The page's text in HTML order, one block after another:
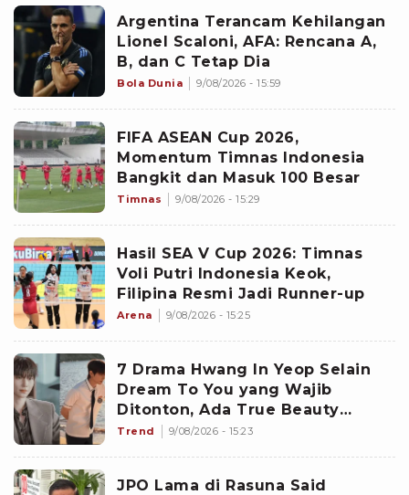
Argentina Terancam Kehilangan
Lionel Scaloni, AFA: Rencana A,
B, dan C Tetap Dia
Bola Dunia 9/08/2026 - 15:59
FIFA ASEAN Cup 2026,
Momentum Timnas Indonesia
Bangkit dan Masuk 100 Besar
Timnas 9/08/2026 - 15:29
Hasil SEA V Cup 2026: Timnas
Voli Putri Indonesia Keok,
Filipina Resmi Jadi Runner-up
Arena 9/08/2026 - 15:25
7 Drama Hwang In Yeop Selain
Dream To You yang Wajib
Ditonton, Ada True Beauty
hingga Family by Choice
Trend 9/08/2026 - 15:23
JPO Lama di Rasuna Said